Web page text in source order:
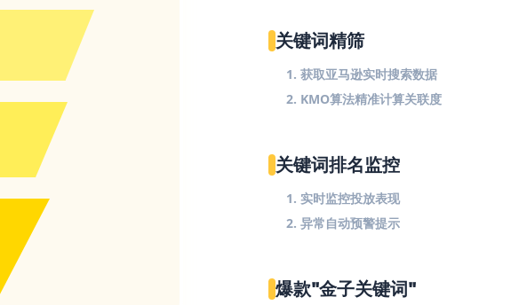
关键词精筛
1. 获取亚马逊实时搜索数据
2. KMO算法精准计算关联度
关键词排名监控
1. 实时监控投放表现
2. 异常自动预警提示
爆款"金子关键词"